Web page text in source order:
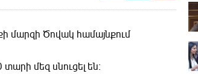
մարզի Ծովակ համայնքում
մեզ սնուցել են։